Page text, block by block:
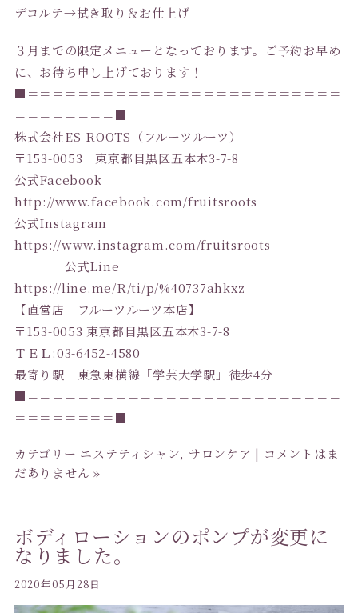
デコルテ→拭き取り＆お仕上げ
３月までの限定メニューとなっております。ご予約お早め
に、お待ち申し上げております！
■＝＝＝＝＝＝＝＝＝＝＝＝＝＝＝＝＝＝＝＝＝＝＝＝＝
＝＝＝＝＝＝＝＝■
株式会社ES-ROOTS（フルーツルーツ）
〒153-0053 東京都目黒区五本木3-7-8
公式Facebook
http://www.facebook.com/fruitsroots
公式Instagram
https://www.instagram.com/fruitsroots
公式Line
https://line.me/R/ti/p/%40737ahkxz
【直営店 フルーツルーツ本店】
〒153-0053 東京都目黒区五本木3-7-8
ＴＥＬ:03-6452-4580
最寄り駅 東急東横線「学芸大学駅」徒歩4分
■＝＝＝＝＝＝＝＝＝＝＝＝＝＝＝＝＝＝＝＝＝＝＝＝＝
＝＝＝＝＝＝＝＝■
カテゴリー エステティシャン, サロンケア | コメントはま
だありません »
ボディローションのポンプが変更に
なりました。
2020年05月28日